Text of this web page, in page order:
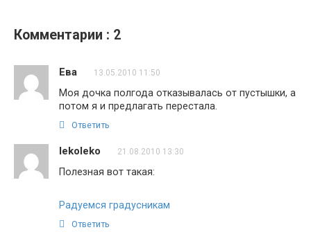
Комментарии : 2
Ева 13.05.2010 11:50
Моя дочка полгода отказывалась от пустышки, а
потом я и предлагать перестала.
Ответить
lekoleko 21.08.2010 13:30
Полезная вот такая:
Радуемся градусникам
Ответить